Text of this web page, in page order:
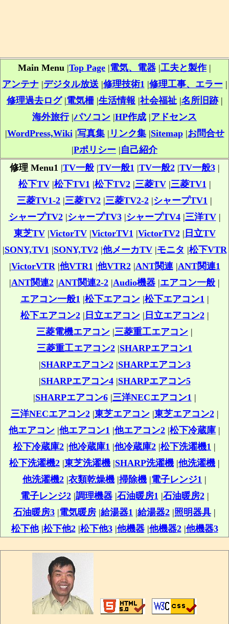
Main Menu |Top Page |電気、電器 |工夫と製作|
アンテナ|デジタル放送|修理技術1 |修理工事、エラー|
修理過去ログ|電気柵|生活情報 |社会福祉|名所旧跡|
海外旅行|パソコン |HP作成 |アドセンス
|WordPress,Wiki|写真集| リンク集|Sitemap|お問合せ
|Pポリシー |自己紹介
修理 Menu1 |TV一般|TV一般1 |TV一般2|TV一般3|
松下TV|松下TV1 |松下TV2|三菱TV|三菱TV1 |
三菱TV1-2 |三菱TV2 |三菱TV2-2 |シャープTV1 |
シャープTV2|シャープTV3|シャープTV4|三洋TV|
東芝TV|VictorTV|VictorTV1 |VictorTV2| 日立TV
|SONY,TV1 |SONY,TV2|他メーカTV|モニタ |松下VTR
|VictorVTR|他VTR1 |他VTR2|ANT関連|ANT関連1
|ANT関連2 |ANT関連2-2 |Audio機器 |エアコン一般 |
エアコン一般1 |松下エアコン|松下エアコン1 |
松下エアコン2| 日立エアコン| 日立エアコン2|
三菱電機エアコン |三菱重工エアコン |
三菱重工エアコン2 |SHARPエアコン1
|SHARPエアコン2|SHARPエアコン3
|SHARPエアコン4|SHARPエアコン5
|SHARPエアコン6|三洋NECエアコン1 |
三洋NECエアコン2|東芝エアコン|東芝エアコン2|
他エアコン |他エアコン1 |他エアコン2 |松下冷蔵庫 |
松下冷蔵庫2 |他冷蔵庫1 |他冷蔵庫2 |松下洗濯機1 |
松下洗濯機2 |東芝洗濯機 |SHARP洗濯機 |他洗濯機 |
他洗濯機2 |衣類乾燥機 |掃除機 |電子レンジ1 |
電子レンジ2|調理機器|石油暖房1 |石油暖房2|
石油暖房3 |電気暖房 |給湯器1 |給湯器2 |照明器具 |
松下他|松下他2|松下他3|他機器|他機器2|他機器3